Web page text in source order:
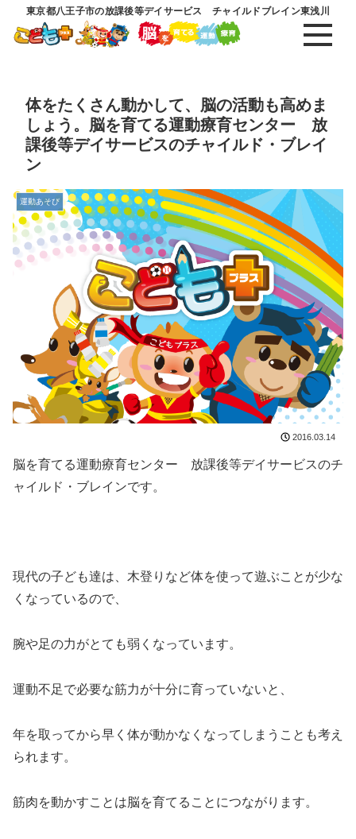
東京都八王子市の放課後等デイサービス チャイルドブレイン東浅川
体をたくさん動かして、脳の活動も高めま
しょう。脳を育てる運動療育センター 放
課後等デイサービスのチャイルド・ブレイ
ン
運動あそび
2016.03.14
脳を育てる運動療育センター 放課後等デイサービスのチ
ャイルド・ブレインです。
現代の子ども達は、木登りなど体を使って遊ぶことが少な
くなっているので、
腕や足の力がとても弱くなっています。
運動不足で必要な筋力が十分に育っていないと、
年を取ってから早く体が動かなくなってしまうことも考え
られます。
筋肉を動かすことは脳を育てることにつながります。